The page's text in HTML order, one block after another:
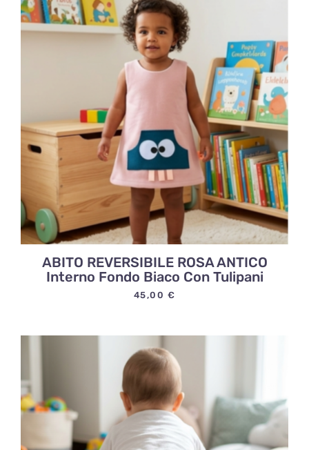
ABITO REVERSIBILE ROSA ANTICO
Interno Fondo Biaco Con Tulipani
45,00 €